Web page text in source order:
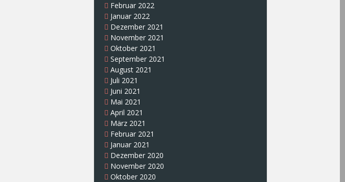
Februar 2022
Januar 2022
Dezember 2021
November 2021
Oktober 2021
September 2021
August 2021
Juli 2021
Juni 2021
Mai 2021
April 2021
März 2021
Februar 2021
Januar 2021
Dezember 2020
November 2020
Oktober 2020